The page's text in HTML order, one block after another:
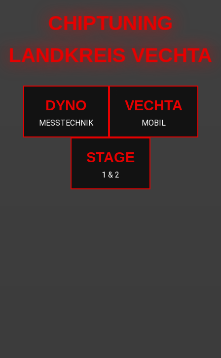
CHIPTUNING
LANDKREIS VECHTA
DYNO
MESSTECHNIK
VECHTA
MOBIL
STAGE
1 & 2